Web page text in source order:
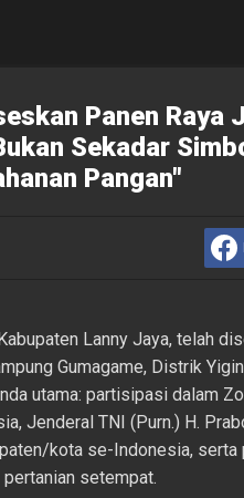
Panen Raya
Sekadar
Pangan"
Lanny Jaya, telah
Gumagame, Distrik
utama: partisipasi dalam
Jenderal TNI (Purn.) H.
kota se-Indonesia, serta
setempat.